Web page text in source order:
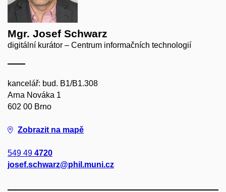
Mgr. Josef Schwarz
digitální kurátor – Centrum informačních technologií
kancelář: bud. B1/B1.308
Arna Nováka 1
602 00 Brno
Zobrazit na mapě
549 49 4720
josef.schwarz@phil.muni.cz